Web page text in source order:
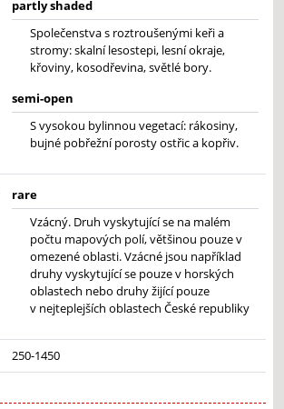
partly shaded
Společenstva s roztroušenými keři a
stromy: skalní lesostepi, lesní okraje,
křoviny, kosodřevina, světlé bory.
semi-open
S vysokou bylinnou vegetací: rákosiny,
bujné pobřežní porosty ostřic a kopřiv.
rare
Vzácný. Druh vyskytující se na malém
počtu mapových polí, většinou pouze v
omezené oblasti. Vzácné jsou například
druhy vyskytující se pouze v horských
oblastech nebo druhy žijící pouze
v nejteplejších oblastech České republiky
250-1450